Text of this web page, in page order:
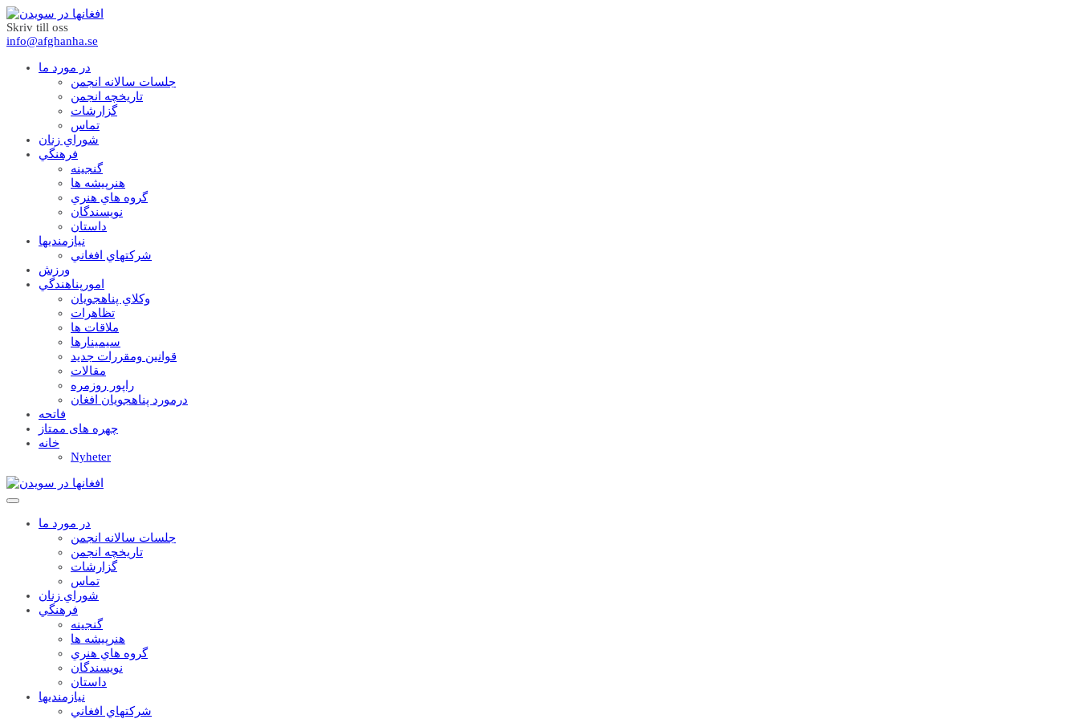
Skriv till oss
info@afghanha.se
در مورد ما
جلسات سالانه انجمن
تاریخچه انجمن
گزارشات
تماس
شوراي زنان
فرهنگي
گنجينه
هنرپيشه ها
گروه هاي هنري
نويسندگان
داستان
نيازمنديها
شرکتهاي افغاني
ورزش
امورپناهندگي
وکلاي پناهجويان
تظاهرات
ملاقات ها
سيمينارها
قوانين ومقررات جديد
مقالات
راپور روزمره
درمورد پناهجويان افغان
فاتحه
چهره های ممتاز
خانه
Nyheter
در مورد ما
جلسات سالانه انجمن
تاریخچه انجمن
گزارشات
تماس
شوراي زنان
فرهنگي
گنجينه
هنرپيشه ها
گروه هاي هنري
نويسندگان
داستان
نيازمنديها
شرکتهاي افغاني